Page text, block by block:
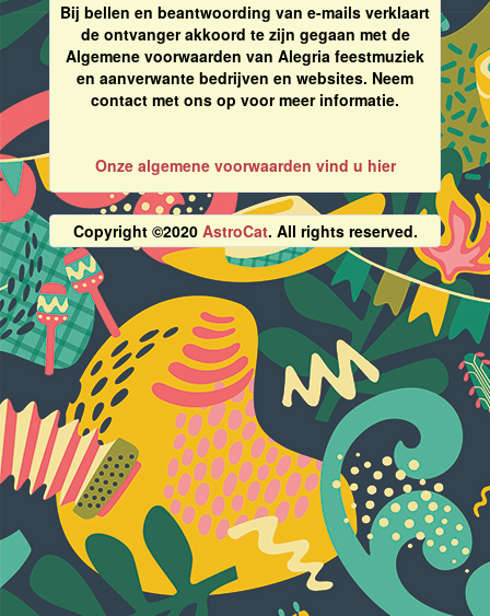
Bij bellen en beantwoording van e-mails verklaart
de ontvanger akkoord te zijn gegaan met de
Algemene voorwaarden van Alegria feestmuziek
en aanverwante bedrijven en websites. Neem
contact met ons op voor meer informatie.
Onze algemene voorwaarden vind u hier
Copyright ©2020 AstroCat. All rights reserved.